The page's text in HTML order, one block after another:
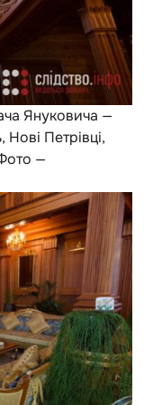
Януковича —
Нові Петрівці,
—